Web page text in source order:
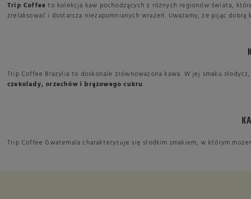
Trip Coffee to kolekcja kaw pochodzących z różnych regionów świata,
zrelaksować i dostarcza niezapomnianych wrażeń. Uważamy, że pijąc
Trip Coffee Brazylia to doskonale zrównoważona kawa. W jej smaku
czekolady, orzechów i brązowego cukru.
Trip Coffee Gwatemala charakteryzuje się słodkim smakiem, w którym